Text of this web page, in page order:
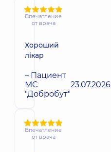
Впечатление
от врача
Хороший
лікар
– Пациент
МС
"Добробут"
23.07.2026
Впечатление
от врача